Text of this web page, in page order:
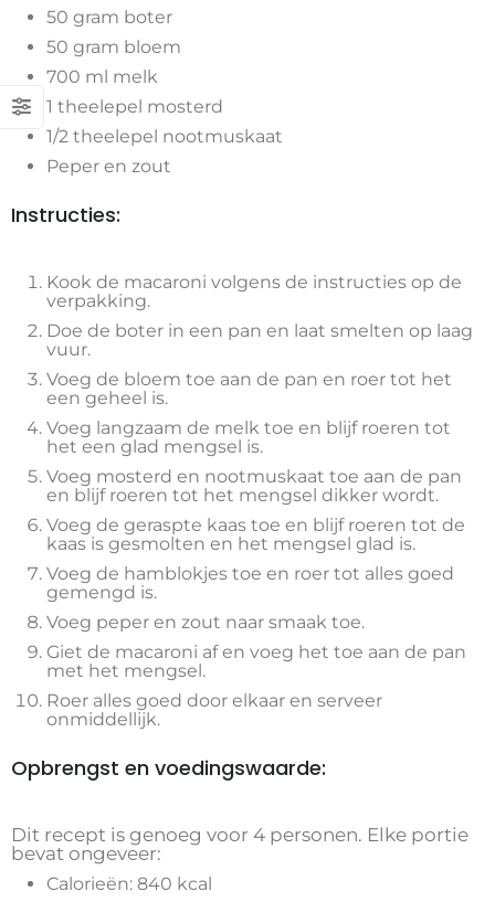
50 gram boter
50 gram bloem
700 ml melk
1 theelepel mosterd
1/2 theelepel nootmuskaat
Peper en zout
Instructies:
Kook de macaroni volgens de instructies op de
verpakking.
Doe de boter in een pan en laat smelten op laag
vuur.
Voeg de bloem toe aan de pan en roer tot het
een geheel is.
Voeg langzaam de melk toe en blijf roeren tot
het een glad mengsel is.
Voeg mosterd en nootmuskaat toe aan de pan
en blijf roeren tot het mengsel dikker wordt.
Voeg de geraspte kaas toe en blijf roeren tot de
kaas is gesmolten en het mengsel glad is.
Voeg de hamblokjes toe en roer tot alles goed
gemengd is.
Voeg peper en zout naar smaak toe.
Giet de macaroni af en voeg het toe aan de pan
met het mengsel.
Roer alles goed door elkaar en serveer
onmiddellijk.
Opbrengst en voedingswaarde:
Dit recept is genoeg voor 4 personen. Elke portie
bevat ongeveer:
Calorieën: 840 kcal